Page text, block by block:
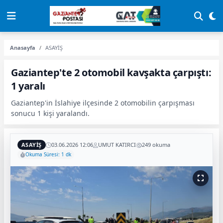
Anasayfa ASAYİŞ
Gaziantep'te 2 otomobil kavşakta çarpıştı:
1 yaralı
Gaziantep'in İslahiye ilçesinde 2 otomobilin çarpışması
sonucu 1 kişi yaralandı.
ASAYİŞ 03.06.2026 12:06 UMUT KATIRCI 249 okuma
Okuma Süresi: 1 dk